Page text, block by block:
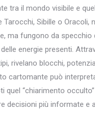
tra il mondo visibile e
Tarocchi, Sibille o Oracoli,
ma fungono da specchio
energie presenti.
rivelano blocchi,
cartomante può
quel “chiarimento
decisioni più informate e